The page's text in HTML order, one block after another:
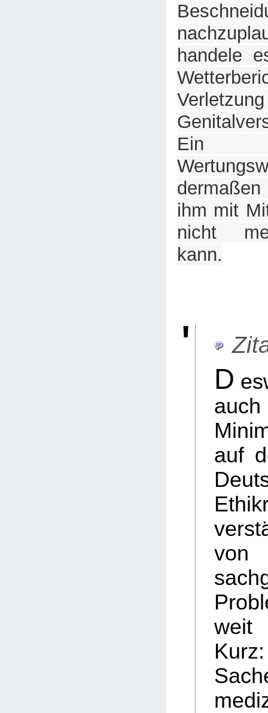
handele
Ein
ihm mit
nicht
kann.
D
auf